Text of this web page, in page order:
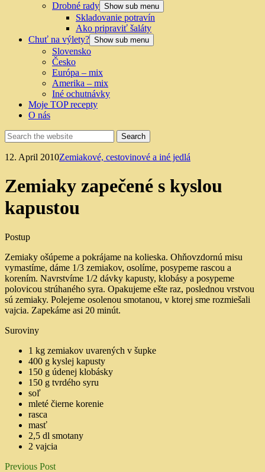
Drobné rady Show sub menu
Skladovanie potravín
Ako pripraviť šaláty
Chuť na výlety? Show sub menu
Slovensko
Česko
Európa – mix
Amerika – mix
Iné ochutnávky
Moje TOP recepty
O nás
12. April 2010Zemiakové, cestovinové a iné jedlá
Zemiaky zapečené s kyslou
kapustou
Postup
Zemiaky ošúpeme a pokrájame na kolieska. Ohňovzdornú misu
vymastíme, dáme 1/3 zemiakov, osolíme, posypeme rascou a
korením. Navrstvíme 1/2 dávky kapusty, klobásy a posypeme
polovicou strúhaného syra. Opakujeme ešte raz, poslednou vrstvou
sú zemiaky. Polejeme osolenou smotanou, v ktorej sme rozmiešali
vajcia. Zapekáme asi 20 minút.
Suroviny
1 kg zemiakov uvarených v šupke
400 g kyslej kapusty
150 g údenej klobásky
150 g tvrdého syru
soľ
mleté čierne korenie
rasca
masť
2,5 dl smotany
2 vajcia
Previous Post